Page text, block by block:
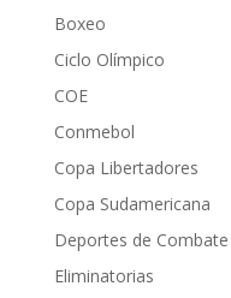
Boxeo
Ciclo Olímpico
COE
Conmebol
Copa Libertadores
Copa Sudamericana
Deportes de Combate
Eliminatorias